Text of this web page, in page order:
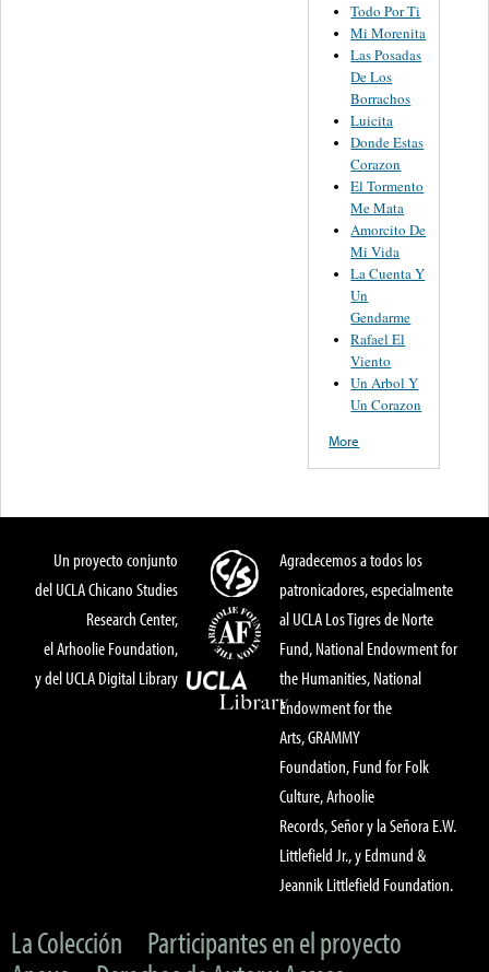
Todo Por Ti
Mi Morenita
Las Posadas
De Los
Borrachos
Luicita
Donde Estas
Corazon
El Tormento
Me Mata
Amorcito De
Mi Vida
La Cuenta Y
Un
Gendarme
Rafael El
Viento
Un Arbol Y
Un Corazon
More
Un proyecto conjunto
del UCLA Chicano Studies
Research Center,
el Arhoolie Foundation,
y del UCLA Digital Library
Agradecemos a todos los
patronicadores, especialmente
al UCLA Los Tigres de Norte
Fund, National Endowment for
the Humanities, National
Endowment for the
Arts, GRAMMY
Foundation, Fund for Folk
Culture, Arhoolie
Records, Señor y la Señora E.W.
Littlefield Jr., y Edmund &
Jeannik Littlefield Foundation.
La Colección
Participantes en el proyecto